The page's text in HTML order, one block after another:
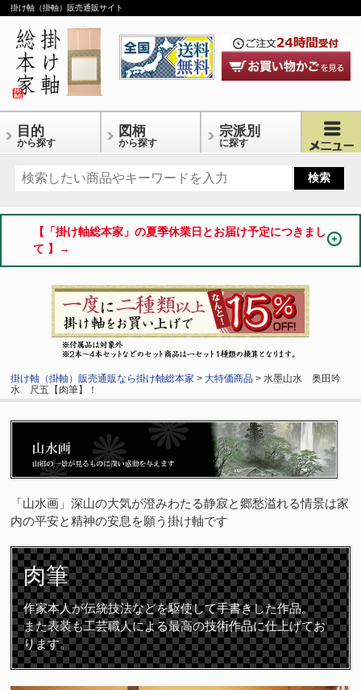
掛け軸（掛軸）販売通販サイト
目的
から探す
図柄
から探す
宗派別
に探す
【「掛け軸総本家」の夏季休業日とお届け予定につきまし
て 】→
掛け軸（掛軸）販売通販なら掛け軸総本家 > 大特価商品 > 水墨山水 奥田吟
水 尺五【肉筆】！
「山水画」深山の大気が澄みわたる静寂と郷愁溢れる情景は家
内の平安と精神の安息を願う掛け軸です
肉筆
作家本人が伝統技法などを駆使して手書きした作品。
また表装も工芸職人による最高の技術作品に仕上げてお
ります。